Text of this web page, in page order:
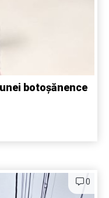
botoșănence
0